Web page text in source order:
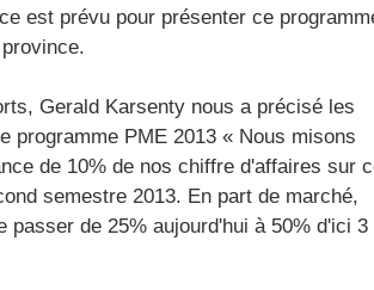
est prévu pour présenter ce
Gerald Karsenty nous a précisé les
programme PME 2013 « Nous misons
de 10% de nos chiffre d'affaires sur
semestre 2013. En part de marché,
passer de 25% aujourd'hui à 50% d'ici 3